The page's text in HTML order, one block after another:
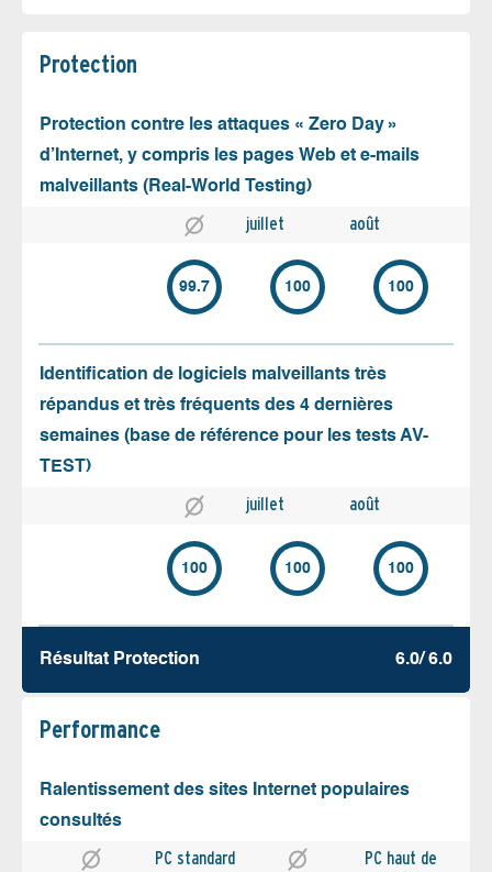
Protection
Protection contre les attaques « Zero Day »
d’Internet, y compris les pages Web et e-mails
malveillants (Real-World Testing)
juillet août
99.7 100 100
Identification de logiciels malveillants très
répandus et très fréquents des 4 dernières
semaines (base de référence pour les tests AV-
TEST)
juillet août
100 100 100
Résultat Protection 6.0/ 6.0
Performance
Ralentissement des sites Internet populaires
consultés
PC standard
PC haut de